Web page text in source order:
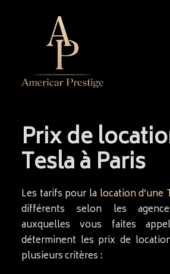
LA SOCIÉTÉ
LES VÉHICULES
SERVICES
ACTUALITÉS
NOUS CONTACTER
Prix de
Tesla à Paris
Les tarifs pour la location d’une
différents selon les
auxquelles vous faites
déterminent les prix de
plusieurs critères :